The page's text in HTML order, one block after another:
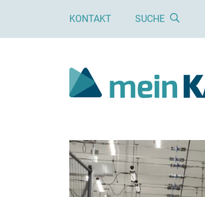
KONTAKT SUCHE